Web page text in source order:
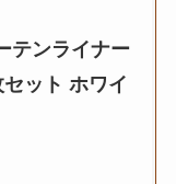
テンライナー
ット ホワイ